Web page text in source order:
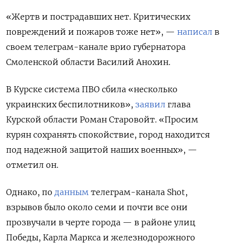
«Жертв и пострадавших нет. Критических
повреждений и пожаров тоже нет», — написал в
своем телеграм-канале врио губернатора
Смоленской области Василий Анохин.
В Курске система ПВО сбила «несколько
украинских беспилотников», заявил глава
Курской области Роман Старовойт. «Просим
курян сохранять спокойствие, город находится
под надежной защитой наших военных», —
отметил он.
Однако, по данным телеграм-канала Shot,
взрывов было около семи и почти все они
прозвучали в черте города — в районе улиц
Победы, Карла Маркса и железнодорожного